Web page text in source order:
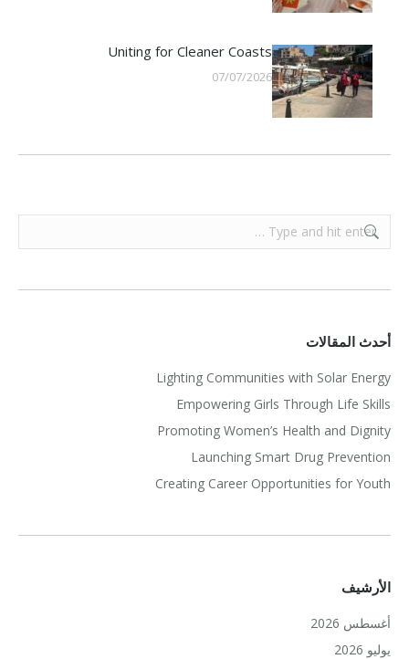
Uniting for Cleaner Coasts
07/07/2026
Search:
أحدث المقالات
Lighting Communities with Solar Energy
Empowering Girls Through Life Skills
Promoting Women’s Health and Dignity
Launching Smart Drug Prevention
Creating Career Opportunities for Youth
الأرشيف
أغسطس 2026
يوليو 2026